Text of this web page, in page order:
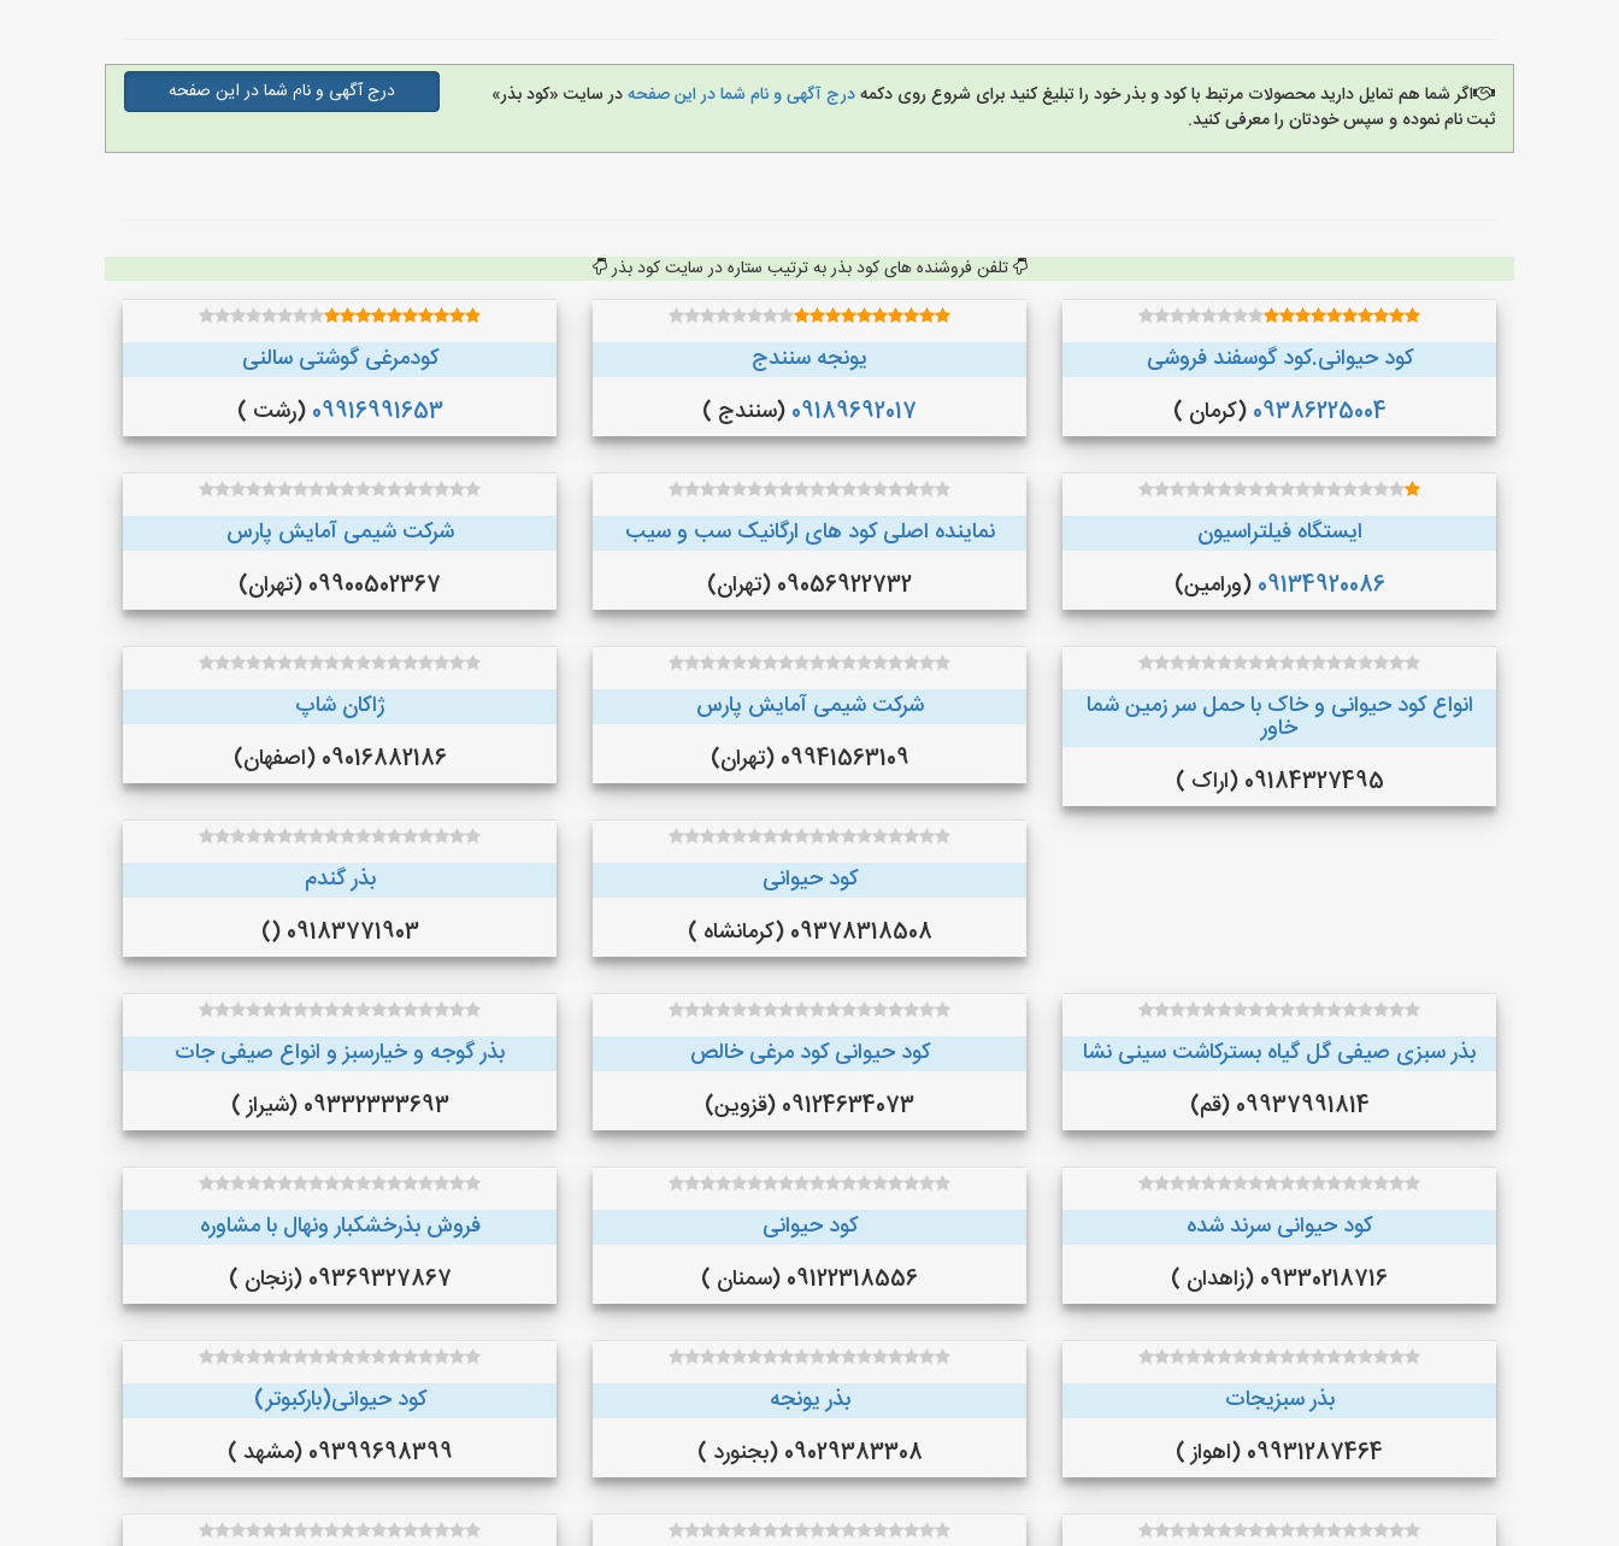
اگر شما هم تمایل دارید محصولات مرتبط با کود و بذر خود را تبلیغ کنید برای شروع روی دکمهدرج آگهی و نام شما در این صفحهدر سایت «کود بذر»
ثبت نام نموده و سپس خودتان را معرفی کنید.
درج آگهی و نام شما در این صفحه
تلفن فروشنده های کود بذر به ترتیب ستاره در سایت کود بذر
کود حیوانی.کود گوسفند فروشی
09386225004 (کرمان )
یونجه سنندج
09189692017 (سنندج )
کودمرغی گوشتی سالنی
09916991653 (رشت )
ایستگاه فیلتراسیون
09134920086 (ورامین)
نماینده اصلی کود های ارگانیک سب و سیب
09056922732 (تهران)
شرکت شیمی آمایش پارس
09900502367 (تهران)
انواع کود حیوانی و خاک با حمل سر زمین شما
خاور
09184327495 (اراک )
شرکت شیمی آمایش پارس
09941563109 (تهران)
ژاکان شاپ
09016882186 (اصفهان)
کود حیوانی
09378318508 (کرمانشاه )
بذر گندم
09183771903 ()
بذر سبزی صیفی گل گیاه بسترکاشت سینی نشا
09937991814 (قم)
کود حیوانی کود مرغی خالص
09124634073 (قزوین)
بذر گوجه و خیارسبز و انواع صیفی جات
09332333693 (شیراز )
کود حیوانی سرند شده
09330218716 (زاهدان )
کود حیوانی
09122318556 (سمنان )
فروش بذرخشکبار ونهال با مشاوره
09369327867 (زنجان )
بذر سبزیجات
09931287464 (اهواز )
بذر یونجه
09029383308 (بجنورد )
کود حیوانی(بارکبوتر)
09399698399 (مشهد )